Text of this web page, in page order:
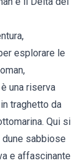
esplorare le
una riserva
traghetto da
Qui si
sabbiose
e affascinante